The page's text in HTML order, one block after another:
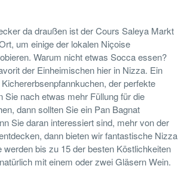
da draußen ist der Cours Saleya Markt
um einige der lokalen Niçoise
Warum nicht etwas Socca essen?
der Einheimischen hier in Nizza. Ein
der perfekte
Sie nach etwas mehr Füllung für die
dann sollten Sie ein Pan Bagnat
Sie daran interessiert sind, mehr von der
dann bieten wir fantastische Nizza
werden bis zu 15 der besten Köstlichkeiten
mit einem oder zwei Gläsern Wein.